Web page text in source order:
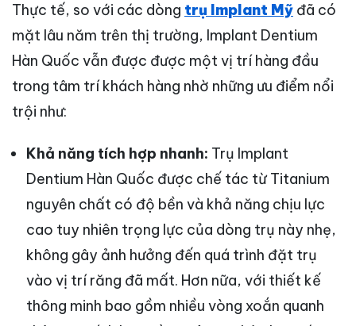
Thực tế, so với các dòng trụ Implant Mỹ đã có
mặt lâu năm trên thị trường, Implant Dentium
Hàn Quốc vẫn được được một vị trí hàng đầu
trong tâm trí khách hàng nhờ những ưu điểm nổi
trội như:
Khả năng tích hợp nhanh: Trụ Implant
Dentium Hàn Quốc được chế tác từ Titanium
nguyên chất có độ bền và khả năng chịu lực
cao tuy nhiên trọng lực của dòng trụ này nhẹ,
không gây ảnh hưởng đến quá trình đặt trụ
vào vị trí răng đã mất. Hơn nữa, với thiết kế
thông minh bao gồm nhiều vòng xoắn quanh